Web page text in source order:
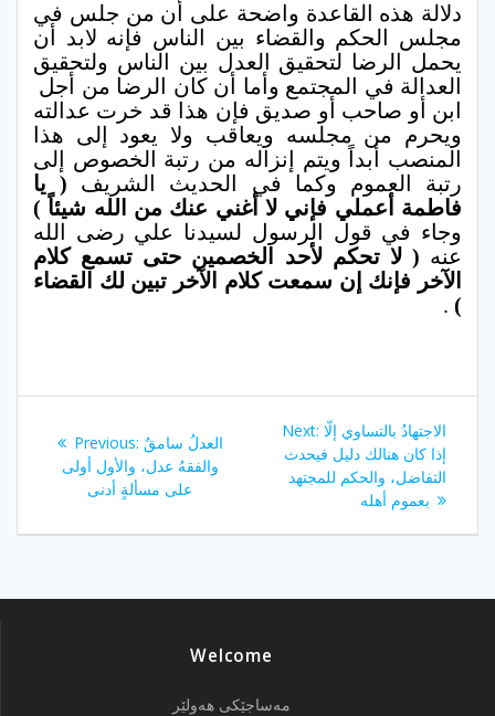
دلالة هذه القاعدة واضحة على أن من جلس في
مجلس الحكم والقضاء بين الناس فإنه لابد أن
يحمل الرضا لتحقيق العدل بين الناس ولتحقيق
العدالة في المجتمع وأما أن كان الرضا من أجل
ابن أو صاحب أو صديق فإن هذا قد خرت عدالته
ويحرم من مجلسه ويعاقب ولا يعود إلى هذا
المنصب أبداً ويتم إنزاله من رتبة الخصوص إلى
رتبة العموم وكما في الحديث الشريف ( يا
فاطمة أعملي فإني لا أغني عنك من الله شيئاً )
وجاء في قول الرسول لسيدنا علي رضى الله
عنه ( لا تحكم لأحد الخصمين حتى تسمع كلام
الآخر فإنك إن سمعت كلام الآخر تبين لك القضاء
)
.
navigation
Previous: Previous
post:
العدلُ سامقٌ
والفقهُ عدل، والأول أولى
على مسألةٍ أدنى
Next: Next
post:
الاجتهادُ بالتساوي إلّا
إذا كان هنالك دليل فيحدث
التفاضل، والحكم للمجتهد
بعموم أهله
Welcome
مەساجێکی هەولێر